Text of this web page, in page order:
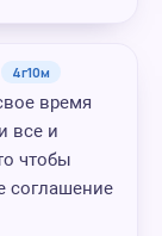
4г10м
время
все и
чтобы
соглашение